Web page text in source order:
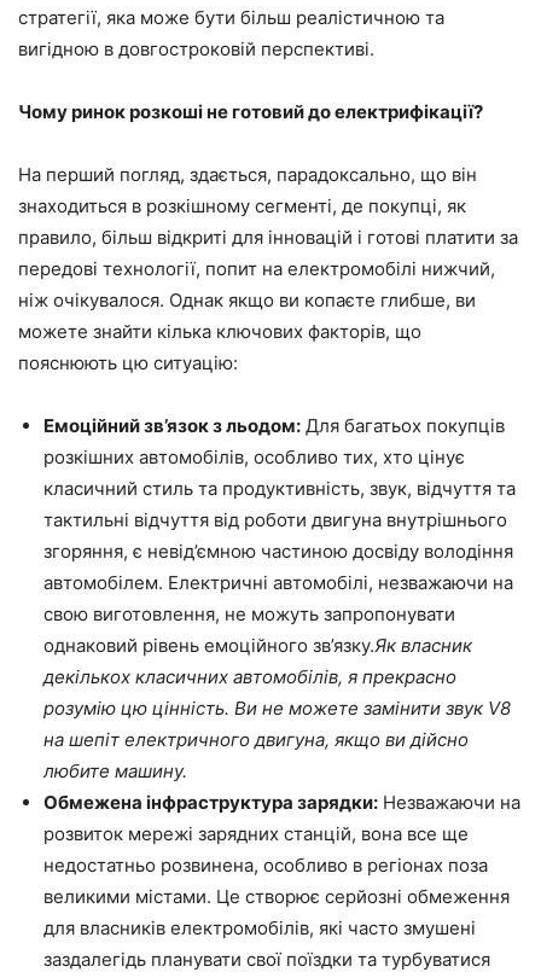
стратегії, яка може бути більш реалістичною та
вигідною в довгостроковій перспективі.
Чому ринок розкоші не готовий до електрифікації?
На перший погляд, здається, парадоксально, що він
знаходиться в розкішному сегменті, де покупці, як
правило, більш відкриті для інновацій і готові платити за
передові технології, попит на електромобілі нижчий,
ніж очікувалося. Однак якщо ви копаєте глибше, ви
можете знайти кілька ключових факторів, що
пояснюють цю ситуацію:
Емоційний зв’язок з льодом: Для багатьох покупців
розкішних автомобілів, особливо тих, хто цінує
класичний стиль та продуктивність, звук, відчуття та
тактильні відчуття від роботи двигуна внутрішнього
згоряння, є невід’ємною частиною досвіду володіння
автомобілем. Електричні автомобілі, незважаючи на
свою виготовлення, не можуть запропонувати
однаковий рівень емоційного зв’язку.Як власник
декількох класичних автомобілів, я прекрасно
розумію цю цінність. Ви не можете замінити звук V8
на шепіт електричного двигуна, якщо ви дійсно
любите машину.
Обмежена інфраструктура зарядки: Незважаючи на
розвиток мережі зарядних станцій, вона все ще
недостатньо розвинена, особливо в регіонах поза
великими містами. Це створює серйозні обмеження
для власників електромобілів, які часто змушені
заздалегідь планувати свої поїздки та турбуватися